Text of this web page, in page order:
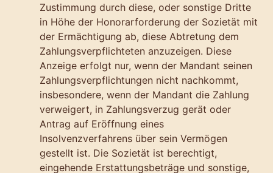
Zustimmung durch diese, oder sonstige Dritte
in Höhe der Honorarforderung der Sozietät mit
der Ermächtigung ab, diese Abtretung dem
Zahlungsverpflichteten anzuzeigen. Diese
Anzeige erfolgt nur, wenn der Mandant seinen
Zahlungsverpflichtungen nicht nachkommt,
insbesondere, wenn der Mandant die Zahlung
verweigert, in Zahlungsverzug gerät oder
Antrag auf Eröffnung eines
Insolvenzverfahrens über sein Vermögen
gestellt ist. Die Sozietät ist berechtigt,
eingehende Erstattungsbeträge und sonstige,